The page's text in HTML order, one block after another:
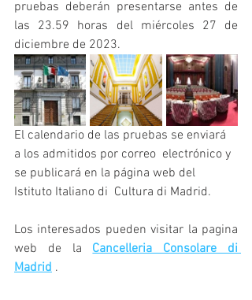
pruebas deberán presentarse antes de
las 23.59 horas del miércoles 27 de
diciembre de 2023.
El calendario de las pruebas se enviará
a los admitidos por correo  electrónico y
se publicará en la página web del
Istituto Italiano di  Cultura di Madrid.
Los interesados pueden visitar la pagina
web de la Cancelleria Consolare di
Madrid .